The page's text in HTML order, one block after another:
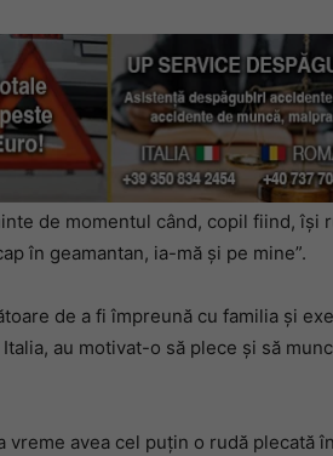
de momentul când, copil fiind, își
în geamantan, ia-mă și pe mine”.
de a fi împreună cu familia și
au motivat-o să plece și să
vreme avea cel puțin o rudă plecată